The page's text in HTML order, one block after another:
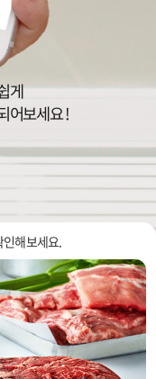
게
어보세요 !
이랜드리테일,
인해보세요.